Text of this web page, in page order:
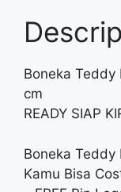
Boneka Teddy
cm
READY SIAP
Boneka Teddy
Kamu Bisa